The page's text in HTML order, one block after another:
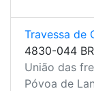
Travessa de
4830-044
União das
Póvoa de